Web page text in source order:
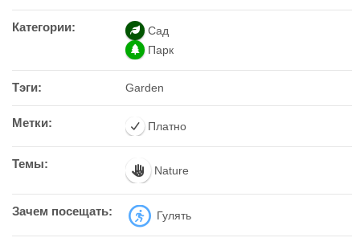
Категории:
Сад
Парк
Тэги: Garden
Метки: Платно
Темы: Nature
Зачем посещать: Гулять